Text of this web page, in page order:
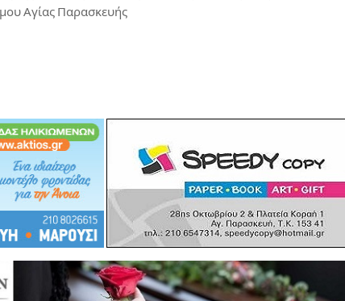
Αγίας Παρασκευής